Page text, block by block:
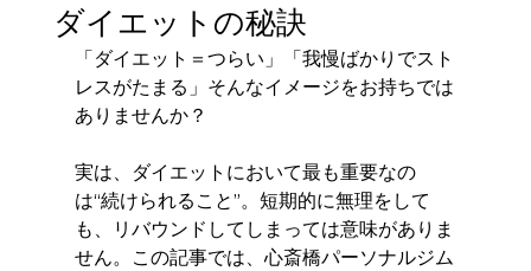
ダイエットの秘訣
「ダイエット＝つらい」「我慢ばかりでスト
レスがたまる」そんなイメージをお持ちでは
ありませんか？
実は、ダイエットにおいて最も重要なの
は“続けられること”。短期的に無理をして
も、リバウンドしてしまっては意味がありま
せん。この記事では、心斎橋パーソナルジム